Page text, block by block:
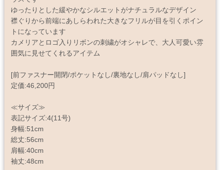
ゆったりとした緩やかなシルエットがナチュラルなデザイン
襟ぐりから前端にあしらわれた大きなフリルが目を引くポイン
トになっています
カメリアとロゴ入りリボンの刺繍がオシャレで、大人可愛い雰
囲気に見せてくれるアイテム
[前ファスナー開閉/ポケットなし/裏地なし/肩パッドなし]
定価:46,200円
≪サイズ≫
表記サイズ:4(11号)
身幅:51cm
総丈:56cm
肩幅:40cm
袖丈:48cm